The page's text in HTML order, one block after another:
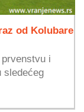
od Kolubare
i
sledećeg